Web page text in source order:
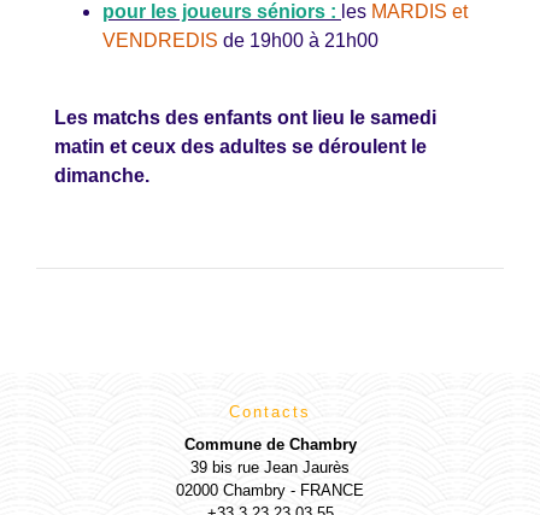
pour les joueurs séniors : les MARDIS et
VENDREDIS de 19h00 à 21h00
Les matchs des enfants ont lieu le samedi
matin et ceux des adultes se déroulent le
dimanche.
Contacts
Commune de Chambry
39 bis rue Jean Jaurès
02000 Chambry - FRANCE